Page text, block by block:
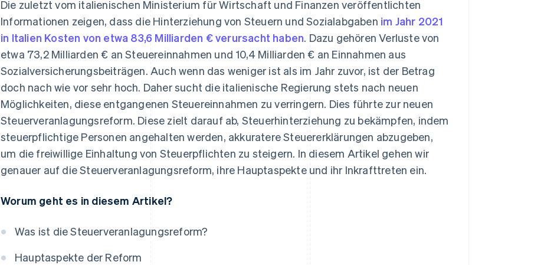
Die zuletzt vom italienischen Ministerium für Wirtschaft und Finanzen veröffentlichten
Informationen zeigen, dass die Hinterziehung von Steuern und Sozialabgaben im Jahr 2021
in Italien Kosten von etwa 83,6 Milliarden € verursacht haben. Dazu gehören Verluste von
etwa 73,2 Milliarden € an Steuereinnahmen und 10,4 Milliarden € an Einnahmen aus
Sozialversicherungsbeiträgen. Auch wenn das weniger ist als im Jahr zuvor, ist der Betrag
doch nach wie vor sehr hoch. Daher sucht die italienische Regierung stets nach neuen
Möglichkeiten, diese entgangenen Steuereinnahmen zu verringern. Dies führte zur neuen
Steuerveranlagungsreform. Diese zielt darauf ab, Steuerhinterziehung zu bekämpfen, indem
steuerpflichtige Personen angehalten werden, akkuratere Steuererklärungen abzugeben,
um die freiwillige Einhaltung von Steuerpflichten zu steigern. In diesem Artikel gehen wir
genauer auf die Steuerveranlagungsreform, ihre Hauptaspekte und ihr Inkrafttreten ein.
Worum geht es in diesem Artikel?
Was ist die Steuerveranlagungsreform?
Hauptaspekte der Reform